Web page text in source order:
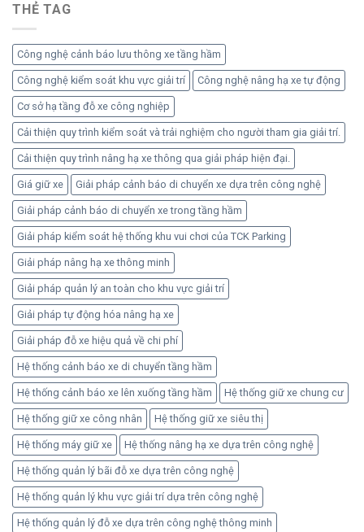
chung
cư
hiệu
quả
an
toàn
THẺ TAG
Công nghệ cảnh báo lưu thông xe tầng hầm
Công nghệ kiểm soát khu vực giải trí Công nghệ nâng hạ xe tự động
Cơ sở hạ tầng đỗ xe công nghiệp
Cải thiện quy trình kiểm soát và trải nghiệm cho người tham gia giải trí.
Cải thiện quy trình nâng hạ xe thông qua giải pháp hiện đại.
Giá giữ xe Giải pháp cảnh báo di chuyển xe dựa trên công nghệ
Giải pháp cảnh báo di chuyển xe trong tầng hầm
Giải pháp kiểm soát hệ thống khu vui chơi của TCK Parking
Giải pháp nâng hạ xe thông minh
Giải pháp quản lý an toàn cho khu vực giải trí
Giải pháp tự động hóa nâng hạ xe
Giải pháp đỗ xe hiệu quả về chi phí
Hệ thống cảnh báo xe di chuyển tầng hầm
Hệ thống cảnh báo xe lên xuống tầng hầm Hệ thống giữ xe chung cư
Hệ thống giữ xe công nhân Hệ thống giữ xe siêu thị
Hệ thống máy giữ xe Hệ thống nâng hạ xe dựa trên công nghệ
Hệ thống quản lý bãi đỗ xe dựa trên công nghệ
Hệ thống quản lý khu vực giải trí dựa trên công nghệ
Hệ thống quản lý đỗ xe dựa trên công nghệ thông minh